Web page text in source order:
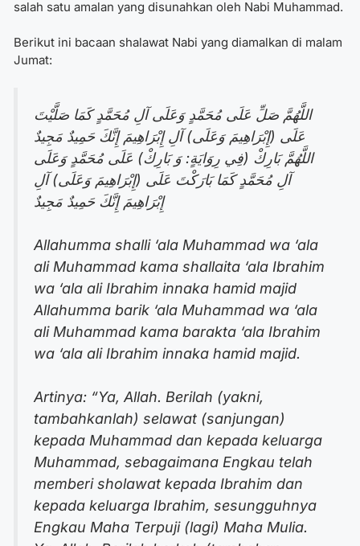
salah satu amalan yang disunahkan oleh Nabi Muhammad.
Berikut ini bacaan shalawat Nabi yang diamalkan di malam
Jumat:
اللَّهُمَّ صَلِّ عَلَى مُحَمَّدٍ وَعَلَى آلِ مُحَمَّدٍ كَمَا صَلَّيْتَ
عَلَى (إِبْرَاهِيمَ وَعَلَى) آلِ إِبْرَاهِيمَ إِنَّكَ حَمِيدٌ مَجِيدٌ
اللَّهُمَّ بَارِكْ (فِي رِوَايَةٍ: وَ بَارِكْ) عَلَى مُحَمَّدٍ وَعَلَى
آلِ مُحَمَّدٍ كَمَا بَارَكْتَ عَلَى (إِبْرَاهِيمَ وَعَلَى) آلِ
إِبْرَاهِيمَ إِنَّكَ حَمِيدٌ مَجِيدٌ
Allahumma shalli ‘ala Muhammad wa ‘ala
ali Muhammad kama shallaita ‘ala Ibrahim
wa ‘ala ali Ibrahim innaka hamid majid
Allahumma barik ‘ala Muhammad wa ‘ala
ali Muhammad kama barakta ‘ala Ibrahim
wa ‘ala ali Ibrahim innaka hamid majid.
Artinya: “Ya, Allah. Berilah (yakni,
tambahkanlah) selawat (sanjungan)
kepada Muhammad dan kepada keluarga
Muhammad, sebagaimana Engkau telah
memberi sholawat kepada Ibrahim dan
kepada keluarga Ibrahim, sesungguhnya
Engkau Maha Terpuji (lagi) Maha Mulia.